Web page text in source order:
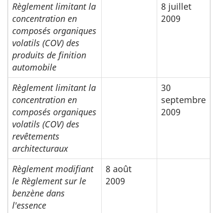
Règlement limitant la
concentration en
composés organiques
volatils (COV) des
produits de finition
automobile
8 juillet
2009
Règlement limitant la
concentration en
composés organiques
volatils (COV) des
revêtements
architecturaux
30
septembre
2009
Règlement modifiant
le Règlement sur le
benzène dans
l'essence
8 août
2009